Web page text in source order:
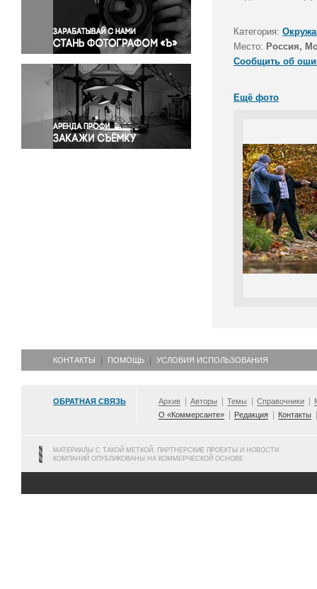
Правосудие
Происшествия и конфликты
Религия
Светская жизнь
Спорт
Экология
Экономика и бизнес
Категория:
Место: Россия,
Сообщить об
Ещё фото
КОНТАКТЫ ПОМОЩЬ УСЛОВИЯ ИСПОЛЬЗОВАНИЯ
ОБРАТНАЯ СВЯЗЬ Архив Авторы Темы Справочники
О «Коммерсанте»
Редакция Контакты
МАТЕРИАЛЫ С ТАКОЙ МЕТКОЙ, ПАРТНЕРСКИЕ ПРОЕКТЫ И НОВОСТИ
КОМПАНИЙ ОПУБЛИКОВАНЫ НА КОММЕРЧЕСКОЙ ОСНОВЕ